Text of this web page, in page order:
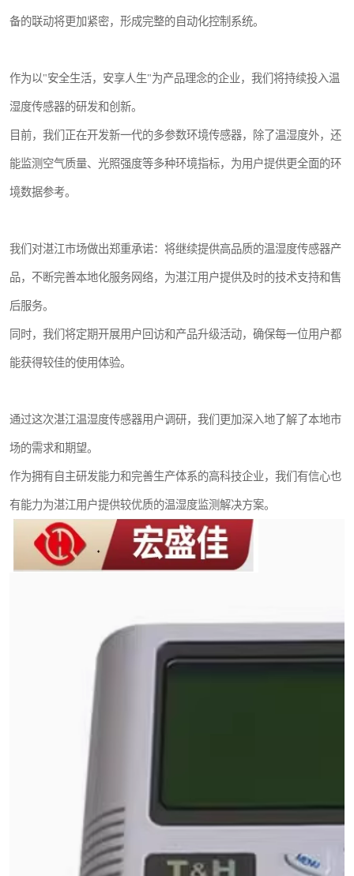
备的联动将更加紧密，形成完整的自动化控制系统。
作为以"安全生活，安享人生"为产品理念的企业，我们将持续投入温
湿度传感器的研发和创新。
目前，我们正在开发新一代的多参数环境传感器，除了温湿度外，还
能监测空气质量、光照强度等多种环境指标，为用户提供更全面的环
境数据参考。
我们对湛江市场做出郑重承诺：将继续提供高品质的温湿度传感器产
品，不断完善本地化服务网络，为湛江用户提供及时的技术支持和售
后服务。
同时，我们将定期开展用户回访和产品升级活动，确保每一位用户都
能获得较佳的使用体验。
通过这次湛江温湿度传感器用户调研，我们更加深入地了解了本地市
场的需求和期望。
作为拥有自主研发能力和完善生产体系的高科技企业，我们有信心也
有能力为湛江用户提供较优质的温湿度监测解决方案。